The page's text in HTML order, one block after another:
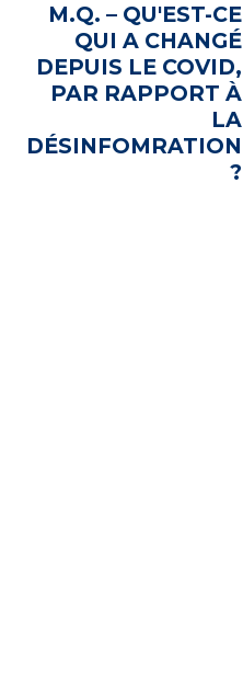
M.Q. – QU'EST-CE
QUI A CHANGÉ
DEPUIS LE COVID,
PAR RAPPORT À
LA
DÉSINFOMRATION
?